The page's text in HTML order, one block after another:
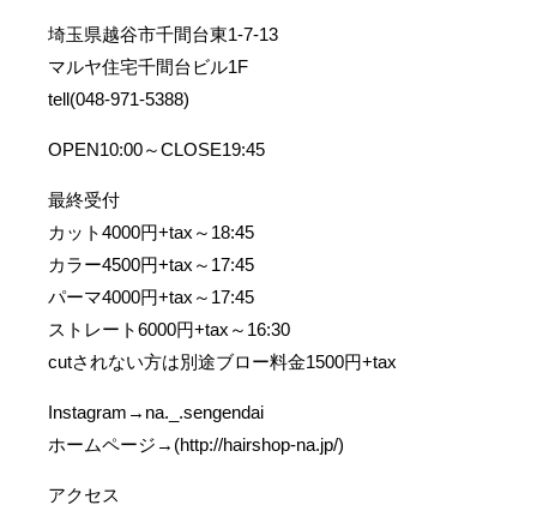
埼玉県越谷市千間台東1-7-13
マルヤ住宅千間台ビル1F
tell(048-971-5388)
OPEN10:00～CLOSE19:45
最終受付
カット4000円+tax～18:45
カラー4500円+tax～17:45
パーマ4000円+tax～17:45
ストレート6000円+tax～16:30
cutされない方は別途ブロー料金1500円+tax
Instagram→na._.sengendai
ホームページ→(http://hairshop-na.jp/)
アクセス